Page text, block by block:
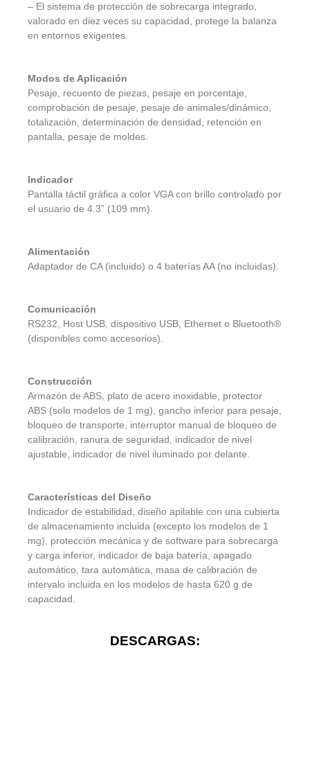
– El sistema de protección de sobrecarga integrado,
valorado en diez veces su capacidad, protege la balanza
en entornos exigentes.
Modos de Aplicación
Pesaje, recuento de piezas, pesaje en porcentaje,
comprobación de pesaje, pesaje de animales/dinámico,
totalización, determinación de densidad, retención en
pantalla, pesaje de moldes.
Indicador
Pantalla táctil gráfica a color VGA con brillo controlado por
el usuario de 4.3” (109 mm).
Alimentación
Adaptador de CA (incluido) o 4 baterías AA (no incluidas).
Comunicación
RS232, Host USB, dispositivo USB, Ethernet o Bluetooth®
(disponibles como accesorios).
Construcción
Armazón de ABS, plato de acero inoxidable, protector
ABS (solo modelos de 1 mg), gancho inferior para pesaje,
bloqueo de transporte, interruptor manual de bloqueo de
calibración, ranura de seguridad, indicador de nivel
ajustable, indicador de nivel iluminado por delante.
Características del Diseño
Indicador de estabilidad, diseño apilable con una cubierta
de almacenamiento incluida (excepto los modelos de 1
mg), protección mecánica y de software para sobrecarga
y carga inferior, indicador de baja batería, apagado
automático, tara automática, masa de calibración de
intervalo incluida en los modelos de hasta 620 g de
capacidad.
DESCARGAS: